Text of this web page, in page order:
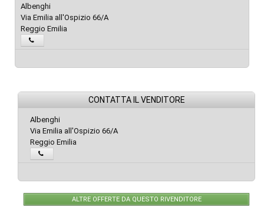
Albenghi
Via Emilia all'Ospizio 66/A
Reggio Emilia
CONTATTA IL VENDITORE
Albenghi
Via Emilia all'Ospizio 66/A
Reggio Emilia
ALTRE OFFERTE DA QUESTO RIVENDITORE